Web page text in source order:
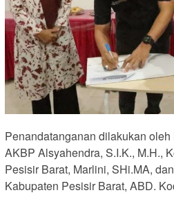
Penandatanganan dilakukan
AKBP Alsyahendra, S.I.K., M.H.,
Pesisir Barat, Marlini, SHi.MA,
Kabupaten Pesisir Barat, ABD.